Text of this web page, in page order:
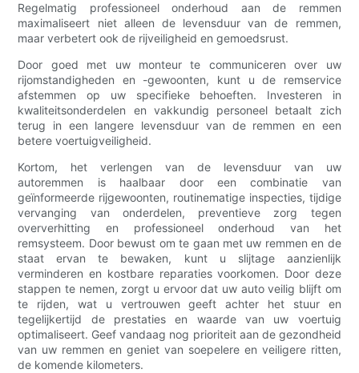
Regelmatig professioneel onderhoud aan de remmen
maximaliseert niet alleen de levensduur van de remmen,
maar verbetert ook de rijveiligheid en gemoedsrust.
Door goed met uw monteur te communiceren over uw
rijomstandigheden en -gewoonten, kunt u de remservice
afstemmen op uw specifieke behoeften. Investeren in
kwaliteitsonderdelen en vakkundig personeel betaalt zich
terug in een langere levensduur van de remmen en een
betere voertuigveiligheid.
Kortom, het verlengen van de levensduur van uw
autoremmen is haalbaar door een combinatie van
geïnformeerde rijgewoonten, routinematige inspecties, tijdige
vervanging van onderdelen, preventieve zorg tegen
oververhitting en professioneel onderhoud van het
remsysteem. Door bewust om te gaan met uw remmen en de
staat ervan te bewaken, kunt u slijtage aanzienlijk
verminderen en kostbare reparaties voorkomen. Door deze
stappen te nemen, zorgt u ervoor dat uw auto veilig blijft om
te rijden, wat u vertrouwen geeft achter het stuur en
tegelijkertijd de prestaties en waarde van uw voertuig
optimaliseert. Geef vandaag nog prioriteit aan de gezondheid
van uw remmen en geniet van soepelere en veiligere ritten,
de komende kilometers.